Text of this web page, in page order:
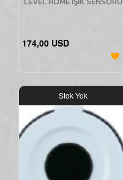
174,00 USD
Stok Yok